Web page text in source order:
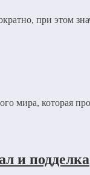
при этом
мира, которая
и подделка